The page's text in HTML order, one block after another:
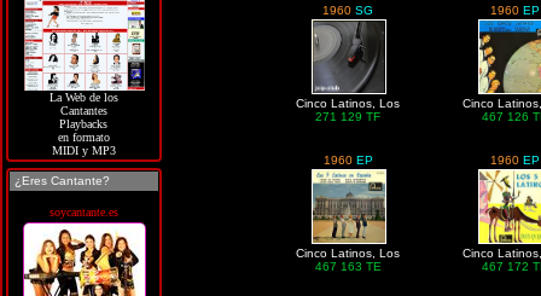
La Web de los
Cantantes
Playbacks
en formato
MIDI y MP3
¿Eres Cantante?
soycantante.es
1960SG
Cinco Latinos, Los
271 129 TF
1960 EP
Cinco
467 126
1960 EP
Cinco Latinos, Los
467 163 TE
1960 EP
Cinco
467 172